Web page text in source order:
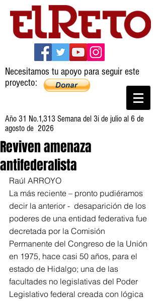
Necesitamos tu apoyo para seguir este
proyecto:
Año 31 No.1,313 Semana del 3i de julio al 6 de
agosto de 2026
Reviven amenaza
antifederalista
Raúl ARROYO
La más reciente – pronto pudiéramos
decir la anterior -  desaparición de los
poderes de una entidad federativa fue
decretada por la Comisión
Permanente del Congreso de la Unión
en 1975, hace casi 50 años, para el
estado de Hidalgo; una de las
facultades no legislativas del Poder
Legislativo federal creada con lógica